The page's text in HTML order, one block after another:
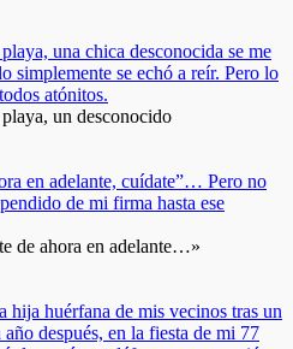
una chica desconocida se me
simplemente se echó a reír. Pero lo
atónitos.
un desconocido
en adelante, cuídate”… Pero no
de mi firma hasta ese
de ahora en adelante…»
hija huérfana de mis vecinos tras un
después, en la fiesta de mi 77